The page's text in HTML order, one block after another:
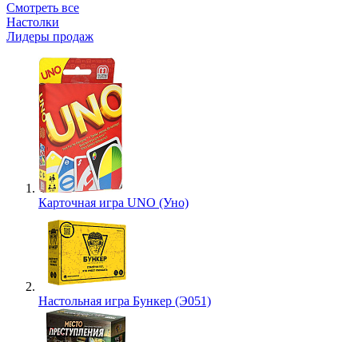
Смотреть все
Настолки
Лидеры продаж
Карточная игра UNO (Уно)
Настольная игра Бункер (Э051)